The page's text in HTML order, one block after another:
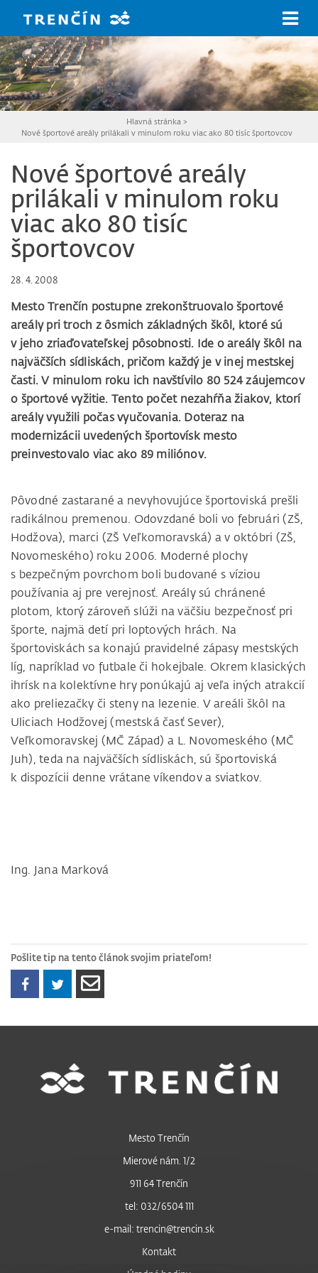
Hlavná stránka >
Nové športové areály prilákali v minulom roku viac ako 80 tisíc športovcov
Nové športové areály
prilákali v minulom roku
viac ako 80 tisíc
športovcov
28. 4. 2008
Mesto Trenčín postupne zrekonštruovalo športové
areály pri troch z ôsmich základných škôl, ktoré sú
v jeho zriaďovateľskej pôsobnosti. Ide o areály škôl na
najväčších sídliskách, pričom každý je v inej mestskej
časti. V minulom roku ich navštívilo 80 524 záujemcov
o športové vyžitie. Tento počet nezahŕňa žiakov, ktorí
areály využili počas vyučovania. Doteraz na
modernizácii uvedených športovísk mesto
preinvestovalo viac ako 89 miliónov.
Pôvodné zastarané a nevyhovujúce športoviská prešli
radikálnou premenou. Odovzdané boli vo februári (ZŠ,
Hodžova), marci (ZŠ Veľkomoravská) a v októbri (ZŠ,
Novomeského) roku 2006. Moderné plochy
s bezpečným povrchom boli budované s víziou
používania aj pre verejnosť. Areály sú chránené
plotom, ktorý zároveň slúži na väčšiu bezpečnosť pri
športe, najmä detí pri loptových hrách. Na
športoviskách sa konajú pravidelné zápasy mestských
líg, napríklad vo futbale či hokejbale. Okrem klasických
ihrísk na kolektívne hry ponúkajú aj veľa iných atrakcií
ako preliezačky či steny na lezenie. V areáli škôl na
Uliciach Hodžovej (mestská časť Sever),
Veľkomoravskej (MČ Západ) a L. Novomeského (MČ
Juh), teda na najväčších sídliskách, sú športoviská
k dispozícii denne vrátane víkendov a sviatkov.
Ing. Jana Marková
Pošlite tip na tento článok svojim priateľom!
Mesto Trenčín
Mierové nám. 1/2
911 64 Trenčín
tel: 032/6504 111
e-mail: trencin@trencin.sk
Kontakt